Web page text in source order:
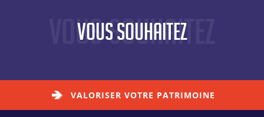
Vous souhaitez
Vous souhaitez
VALORISER VOTRE PATRIMOINE